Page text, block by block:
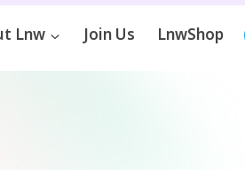
Lnw Join Us LnwShop